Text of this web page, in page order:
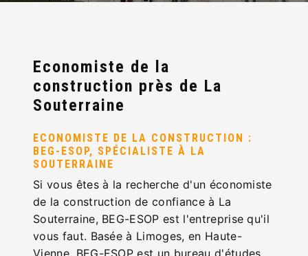
Economiste de la
construction près de La
Souterraine
ECONOMISTE DE LA CONSTRUCTION :
BEG-ESOP, SPÉCIALISTE À LA
SOUTERRAINE
Si vous êtes à la recherche d'un économiste
de la construction de confiance à La
Souterraine, BEG-ESOP est l'entreprise qu'il
vous faut. Basée à Limoges, en Haute-